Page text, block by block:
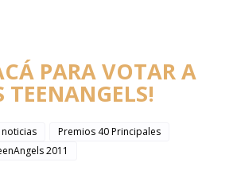
PARA VOTAR A
TEENANGELS!
noticias
Premios 40 Principales
2011